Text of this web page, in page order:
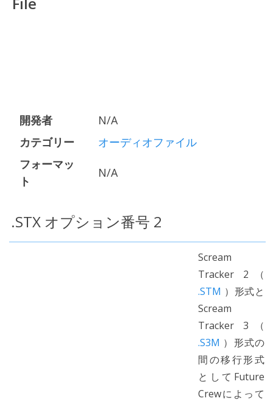
開発者
N/A
カテゴリー
オーディオファイル
フォーマッ
ト
N/A
.STX オプション番号 2
Scream
Tracker 2（
.STM ）形式と
Scream
Tracker 3（
.S3M ）形式の
間の移行形式
としてFuture
Crewによって